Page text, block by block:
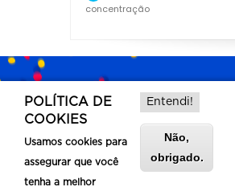
concentração
POLÍTICA DE
COOKIES
Usamos cookies para
assegurar que você
tenha a melhor
Entendi!
Não,
obrigado.